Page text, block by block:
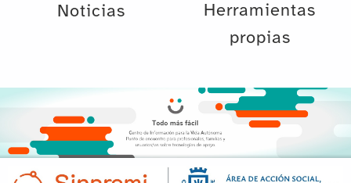
Noticias
Herramientas
propias